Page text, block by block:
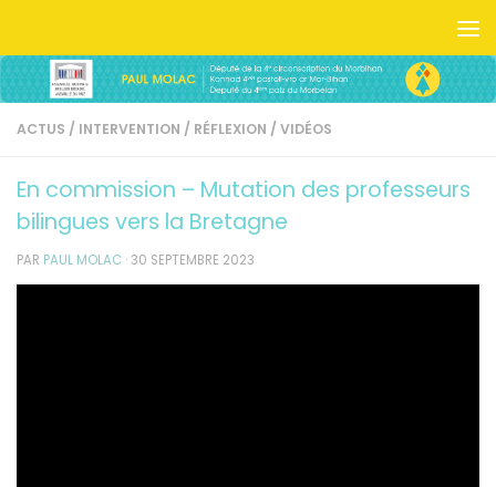
ACTUS / INTERVENTION / RÉFLEXION / VIDÉOS
En commission – Mutation des professeurs
bilingues vers la Bretagne
PAR PAUL MOLAC ·30 SEPTEMBRE 2023